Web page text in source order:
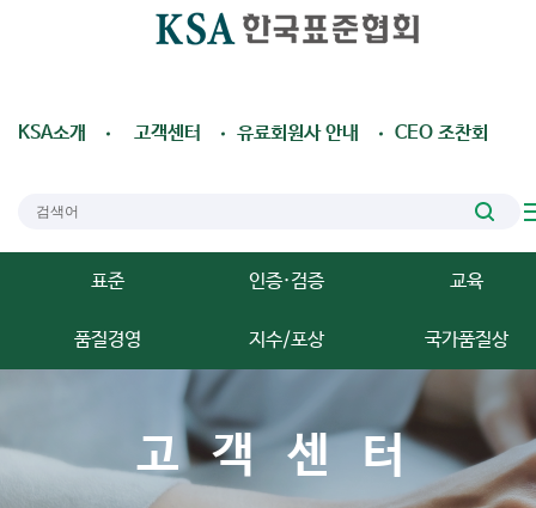
KSA소개 고객센터 유료회원사 안내 CEO 조찬회
표준 인증·검증 교육
품질경영 지수/포상 국가품질상
고객센터